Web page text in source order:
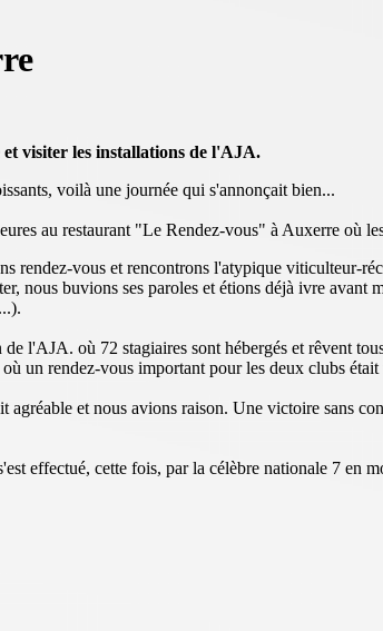
visiter les installations de l'AJA.
voilà une journée qui s'annonçait bien...
au restaurant "Le Rendez-vous" à Auxerre où
vous et rencontrons l'atypique viticulteur-
nous buvions ses paroles et étions déjà ivre avant
l'AJA. où 72 stagiaires sont hébergés et rêvent
un rendez-vous important pour les deux clubs était
et nous avions raison. Une victoire sans
effectué, cette fois, par la célèbre nationale 7 en